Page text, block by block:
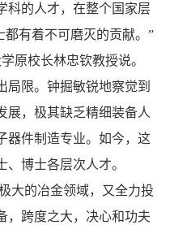
科的人才，在整个国家层
有着不可磨灭的贡献。”
原校长林忠钦教授说。
局限。钟掘敏锐地察觉到
展，极其缺乏精细装备人
器件制造专业。如今，这
博士各层次人才。
大的冶金领域，又全力投
，跨度之大，决心和功夫